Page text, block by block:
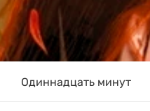
Одиннадцать минут